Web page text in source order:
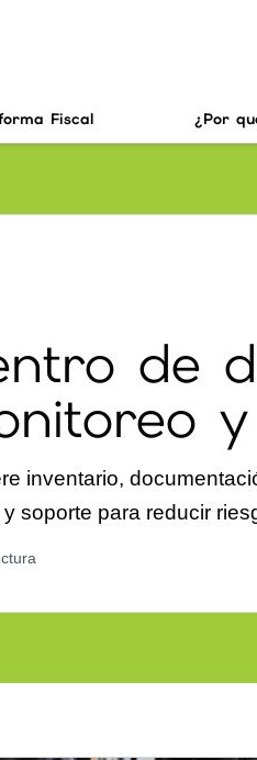
Fiscal ¿Por
de
inventario,
soporte para reducir